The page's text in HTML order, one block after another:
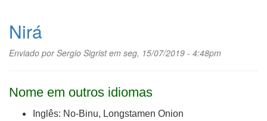
Nirá
Enviado porSergio Sigristem seg, 15/07/2019 - 4:48pm
Nome em outros idiomas
Inglês: No-Binu, Longstamen Onion